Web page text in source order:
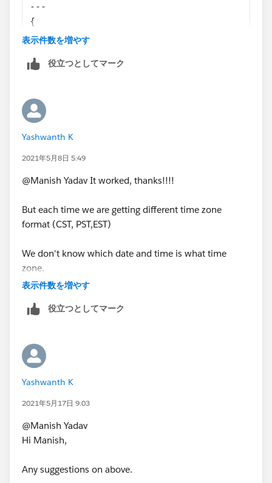
---
{
"created_date_time": (("2021-04-05
on yours .
https://www.unixtimestamp.com/index.php
Output:
{
  "created_date_time": 1617653551
Thanks,
Manish Kumar Yadav
MuleSoft Forum Moderator
表示件数を増やす
役立つとしてマーク
Yashwanth K
2021年5月8日 5:49
@Manish Yadav It worked, thanks!!!!
But each time we are getting different time zone
format (CST, PST,EST)
We don't know which date and time is what time
zone.
without time zone placing
表示件数を増やす
役立つとしてマーク
Yashwanth K
2021年5月17日 9:03
@Manish Yadav​
Hi Manish,
Any suggestions on above.